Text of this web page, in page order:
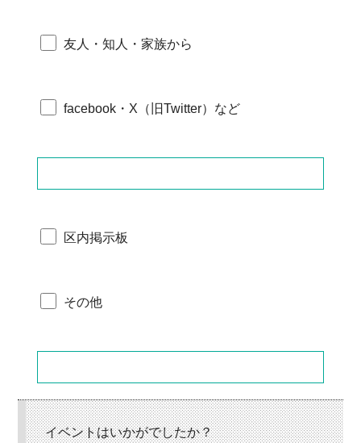
友人・知人・家族から
facebook・X（旧Twitter）など
区内掲示板
その他
イベントはいかがでしたか？